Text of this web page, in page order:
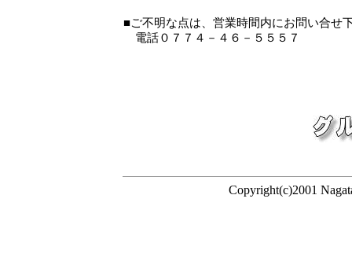
■ご不明な点は、営業時間内にお問い合せ
電話０７７４－４６－５５５７
Copyright(c)2001